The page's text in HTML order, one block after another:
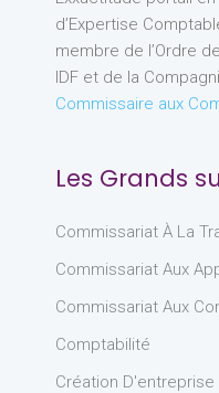
d’Expertise
membre de l’Ordre
IDF et de la
Commissaire aux
Les Grands
Commissariat À La
Commissariat Aux
Commissariat Aux
Comptabilité
Création D'entreprise